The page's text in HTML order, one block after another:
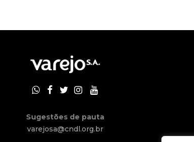
Sugestões de pauta
varejosa@cndl.org.br